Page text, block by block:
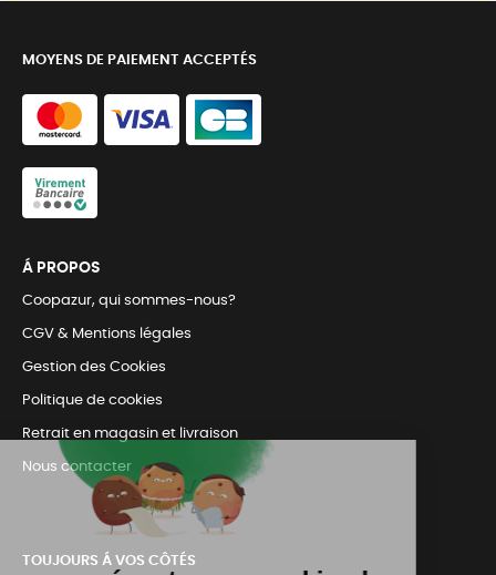
MOYENS DE PAIEMENT ACCEPTÉS
Á PROPOS
Coopazur, qui sommes-nous?
CGV & Mentions légales
Gestion des Cookies
Politique de cookies
Retrait en magasin et livraison
Nous contacter
TOUJOURS Á VOS CÔTÉS